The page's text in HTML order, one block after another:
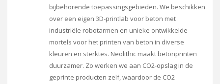
bijbehorende toepassingsgebieden. We beschikken
over een eigen 3D-printlab voor beton met
industriële robotarmen en unieke ontwikkelde
mortels voor het printen van beton in diverse
kleuren en sterktes. Neolithic maakt betonprinten
duurzamer. Zo werken we aan CO2-opslag in de
geprinte producten zelf, waardoor de CO2